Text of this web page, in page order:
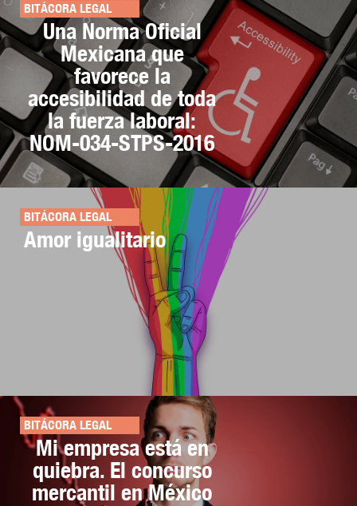
BITÁCORA LEGAL
Una Norma Oficial
Mexicana que
favorece la
accesibilidad de toda
la fuerza laboral:
NOM-034-STPS-2016
BITÁCORA LEGAL
Amor igualitario
BITÁCORA LEGAL
Mi empresa está en
quiebra. El concurso
mercantil en México